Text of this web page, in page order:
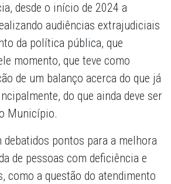
desde o início de 2024 a
audiências extrajudiciais
da política pública, que
momento, que teve como
de um balanço acerca do que já
do que ainda deve ser
Município.
debatidos pontos para a melhora
de pessoas com deficiência e
como a questão do atendimento